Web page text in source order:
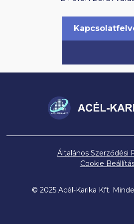
külön konténerről vagy
A munkaterület rendjére
Általános Szerződési
Cookie
© 2025 Acél-Karika Kft.